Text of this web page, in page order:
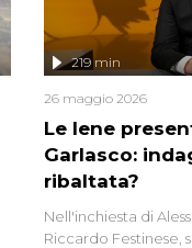
Le Iene
Garlasco:
ribaltata?
219 min
26 maggio 2026
Nell'inchiesta di
Riccardo Festinese,